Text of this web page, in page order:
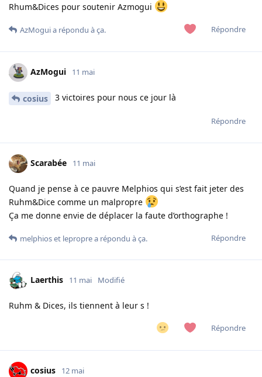
Rhum&Dices pour soutenir Azmogui
Répondre
AzMoguia répondu à ça.
AzMogui 11 mai
cosius 3 victoires pour nous ce jour là
Répondre
Scarabée 11 mai
Quand je pense à ce pauvre Melphios qui s’est fait jeter des
Ruhm&Dice comme un malpropre
Ça me donne envie de déplacer la faute d’orthographe !
Répondre
melphioset leproprea répondu à ça.
Laerthis 11 mai Modifié
Ruhm & Dices, ils tiennent à leur s !
Répondre
cosius 12 mai